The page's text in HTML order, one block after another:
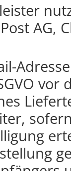
AG,